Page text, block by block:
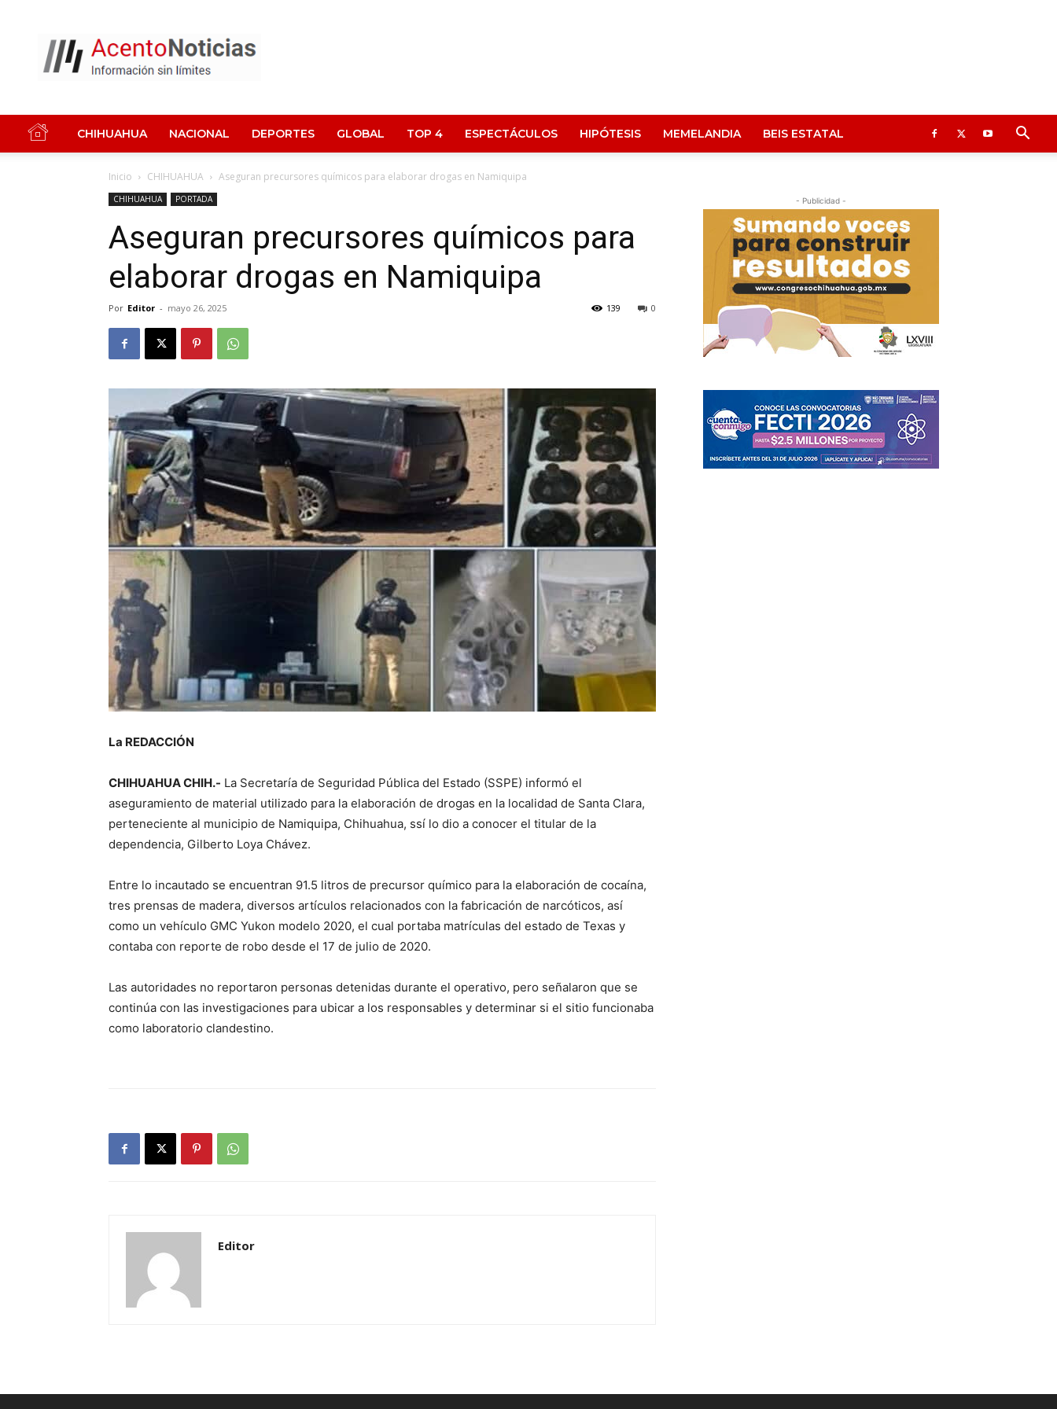
Noticias
CHIHUAHUA NACIONAL DEPORTES GLOBAL TOP 4 ESPECTÁCULOS HIPÓTESIS MEMELANDIA BEIS ESTATAL
Inicio CHIHUAHUA Aseguran precursores químicos para elaborar drogas en Namiquipa
CHIHUAHUA PORTADA
Aseguran precursores químicos para
elaborar drogas en Namiquipa
Por Editor - mayo 26, 2025 0
139
La REDACCIÓN
CHIHUAHUA CHIH.- La Secretaría de Seguridad Pública del Estado (SSPE) informó el
aseguramiento de material utilizado para la elaboración de drogas en la localidad de Santa Clara,
perteneciente al municipio de Namiquipa, Chihuahua, ssí lo dio a conocer el titular de la
dependencia, Gilberto Loya Chávez.
Entre lo incautado se encuentran 91.5 litros de precursor químico para la elaboración de cocaína,
tres prensas de madera, diversos artículos relacionados con la fabricación de narcóticos, así
como un vehículo GMC Yukon modelo 2020, el cual portaba matrículas del estado de Texas y
contaba con reporte de robo desde el 17 de julio de 2020.
Las autoridades no reportaron personas detenidas durante el operativo, pero señalaron que se
continúa con las investigaciones para ubicar a los responsables y determinar si el sitio funcionaba
como laboratorio clandestino.
Editor
- Publicidad -